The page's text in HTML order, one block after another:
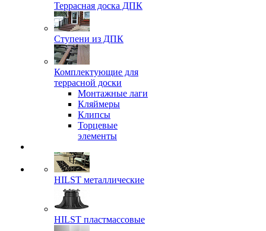
Террасная доска ДПК
Ступени из ДПК
Комплектующие для
террасной доски
Монтажные лаги
Кляймеры
Клипсы
Торцевые
элементы
HILST металлические
HILST пластмассовые